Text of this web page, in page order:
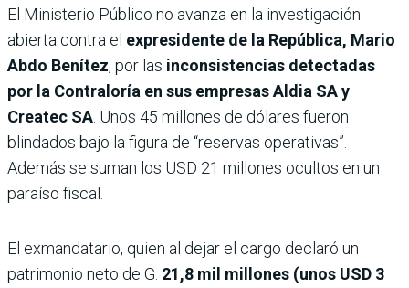
El Ministerio Público no avanza en la investigación
abierta contra el expresidente de la República, Mario
Abdo Benítez, por las inconsistencias detectadas
por la Contraloría en sus empresas Aldia SA y
Createc SA . Unos 45 millones de dólares fueron
blindados bajo la figura de “reservas operativas”.
Además se suman los USD 21 millones ocultos en un
paraíso fiscal.
El exmandatario, quien al dejar el cargo declaró un
patrimonio neto de G. 21,8 mil millones (unos USD 3